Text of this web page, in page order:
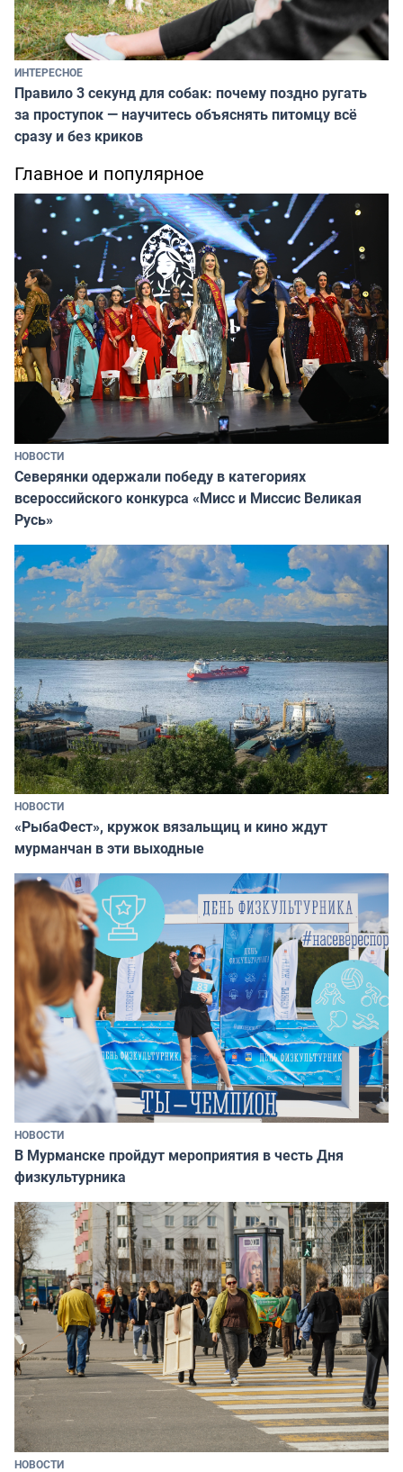
ИНТЕРЕСНОЕ
Правило 3 секунд для собак: почему поздно ругать
за проступок — научитесь объяснять питомцу всё
сразу и без криков
Главное и популярное
НОВОСТИ
Северянки одержали победу в категориях
всероссийского конкурса «Мисс и Миссис Великая
Русь»
НОВОСТИ
«РыбаФест», кружок вязальщиц и кино ждут
мурманчан в эти выходные
НОВОСТИ
В Мурманске пройдут мероприятия в честь Дня
физкультурника
НОВОСТИ